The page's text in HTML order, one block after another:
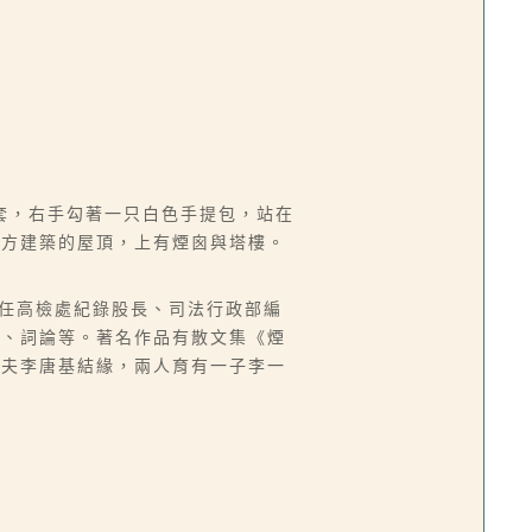
右手勾著一只白色手提包，站在
建築的屋頂，上有煙囪與塔樓。
高檢處紀錄股長、司法行政部編
詞論等。著名作品有散文集《煙
李唐基結緣，兩人育有一子李一